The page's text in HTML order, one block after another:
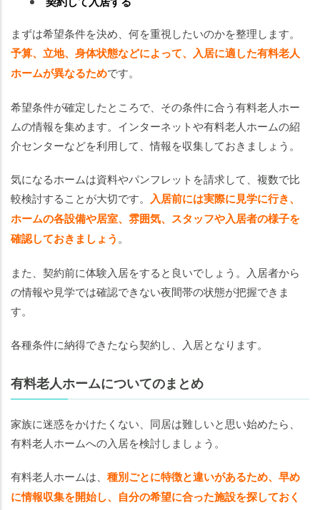
まずは希望条件を決め、何を重視したいのかを整理します。
予算、立地、身体状態などによって、入居に適した有料老人
ホームが異なるためです。
希望条件が確定したところで、その条件に合う有料老人ホー
ムの情報を集めます。インターネットや有料老人ホームの紹
介センターなどを利用して、情報を収集しておきましょう。
気になるホームは資料やパンフレットを請求して、複数で比
較検討することが大切です。 入居前には実際に見学に行き、
ホームの各設備や居室、雰囲気、スタッフや入居者の様子を
確認しておきましょう 。
また、契約前に体験入居をすると良いでしょう。入居者から
の情報や見学では確認できない夜間帯の状態が把握できま
す。
各種条件に納得できたなら契約し、入居となります。
有料老人ホームについてのまとめ
家族に迷惑をかけたくない、同居は難しいと思い始めたら、
有料老人ホームへの入居を検討しましょう。
有料老人ホームは、 種別ごとに特徴と違いがあるため、早め
に情報収集を開始し、自分の希望に合った施設を探しておく